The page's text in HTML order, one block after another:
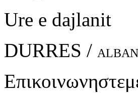
Ure e dajlanit
DURRES /